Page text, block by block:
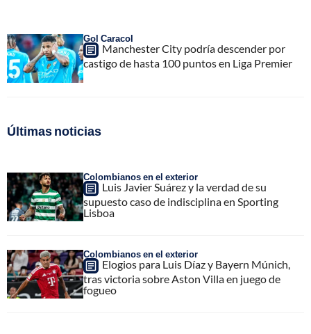
Gol Caracol
Manchester City podría descender por
castigo de hasta 100 puntos en Liga Premier
Últimas noticias
Colombianos en el exterior
Luis Javier Suárez y la verdad de su
supuesto caso de indisciplina en Sporting
Lisboa
Colombianos en el exterior
Elogios para Luis Díaz y Bayern Múnich,
tras victoria sobre Aston Villa en juego de
fogueo